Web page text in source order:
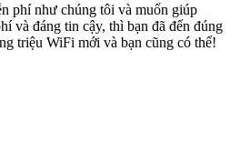
phí như chúng tôi và muốn giúp
và đáng tin cậy, thì bạn đã đến đúng
triệu WiFi mới và bạn cũng có thể!